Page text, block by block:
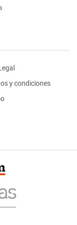
y condiciones